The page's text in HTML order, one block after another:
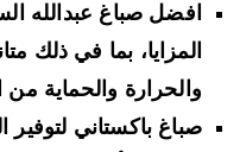
افضل صباغ عبدالله
المزايا، بما في ذلك
والحرارة والحماية من
صباغ باكستاني لتوفير